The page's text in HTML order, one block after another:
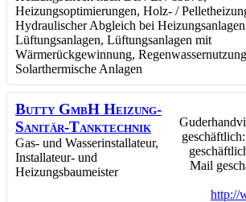
Heizungsoptimierungen, Holz- /
Hydraulischer Abgleich bei Heizungsanlagen
Lüftungsanlagen, Lüftungsanlagen mit
Wärmerückgewinnung, Regenwassernutzung
Solarthermische Anlagen
Butty GmbH Heizung-
Sanitär-Tanktechnik
Gas- und Wasserinstallateur,
Installateur- und
Heizungsbaumeister
geschäftlich:
Mail
http://